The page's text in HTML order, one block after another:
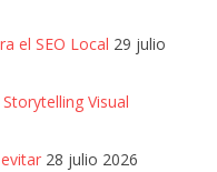
el SEO Local 29 julio
Visual
28 julio 2026